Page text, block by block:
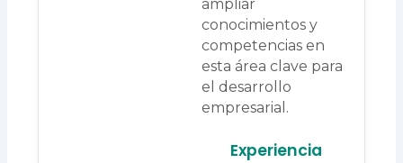
ampliar
conocimientos y
competencias en
esta área clave para
el desarrollo
empresarial.
Experiencia